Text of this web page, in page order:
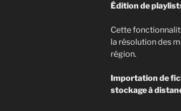
Édition de
Cette
la résolution des
région.
Importation de
stockage à